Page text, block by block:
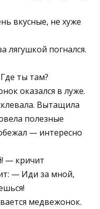
вкусные, не хуже
лягушкой погнался.
ты там?
оказался в луже.
Вытащила
полезные
— интересно
— кричит
— Иди за мной,
медвежонок.